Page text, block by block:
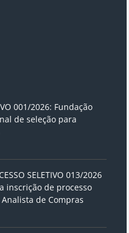
001/2026: Fundação
de seleção para
SELETIVO 013/2026
inscrição de processo
de Compras